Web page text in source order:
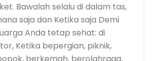
Bawalah selalu di dalam tas,
saja dan Ketika saja Demi
Anda tetap sehat: di
Ketika bepergian, piknik,
berkemah, berolahraga,